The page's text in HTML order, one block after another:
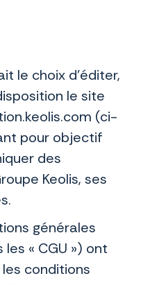
le choix d’éditer,
le site
(ci-
pour objectif
des
Keolis, ses
générales
« CGU ») ont
conditions